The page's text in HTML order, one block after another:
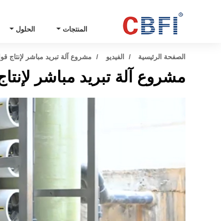
المنتجات الحلول
الصفحة الرئيسية الفيديو مشروع آلة تبريد مباشر لإنتاج قوالب الثلج
مشروع آلة تبريد مباشر لإنتاج قوالب